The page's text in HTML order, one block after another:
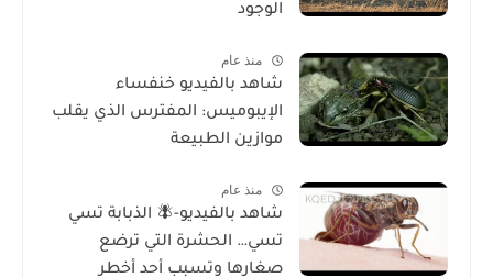
الوجود
منذ عام
شاهد بالفيديو خنفساء
الإيبوميس: المفترس الذي يقلب
موازين الطبيعة
منذ عام
شاهد بالفيديو-🪰 الذبابة تسي
تسي… الحشرة التي ترضع
صغارها وتسبب أحد أخطر